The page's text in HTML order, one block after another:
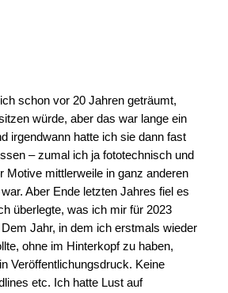
schon vor 20 Jahren geträumt,
würde, aber das war lange ein
irgendwann hatte ich sie dann fast
– zumal ich ja fototechnisch und
Motive mittlerweile in ganz anderen
Aber Ende letzten Jahres fiel es
überlegte, was ich mir für 2023
Jahr, in dem ich erstmals wieder
ohne im Hinterkopf zu haben,
Veröffentlichungsdruck. Keine
etc. Ich hatte Lust auf